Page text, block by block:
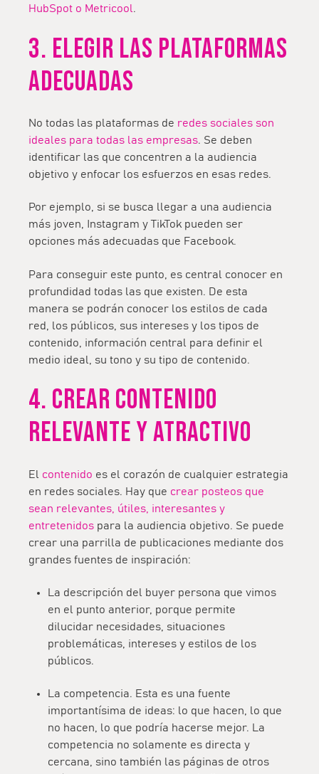
HubSpot o Metricool.
3. ELEGIR LAS PLATAFORMAS
ADECUADAS
No todas las plataformas de redes sociales son
ideales para todas las empresas. Se deben
identificar las que concentren a la audiencia
objetivo y enfocar los esfuerzos en esas redes.
Por ejemplo, si se busca llegar a una audiencia
más joven, Instagram y TikTok pueden ser
opciones más adecuadas que Facebook.
Para conseguir este punto, es central conocer en
profundidad todas las que existen. De esta
manera se podrán conocer los estilos de cada
red, los públicos, sus intereses y los tipos de
contenido, información central para definir el
medio ideal, su tono y su tipo de contenido.
4. CREAR CONTENIDO
RELEVANTE Y ATRACTIVO
El contenido es el corazón de cualquier estrategia
en redes sociales. Hay que crear posteos que
sean relevantes, útiles, interesantes y
entretenidos para la audiencia objetivo. Se puede
crear una parrilla de publicaciones mediante dos
grandes fuentes de inspiración:
La descripción del buyer persona que vimos
en el punto anterior, porque permite
dilucidar necesidades, situaciones
problemáticas, intereses y estilos de los
públicos.
La competencia. Esta es una fuente
importantísima de ideas: lo que hacen, lo que
no hacen, lo que podría hacerse mejor. La
competencia no solamente es directa y
cercana, sino también las páginas de otros